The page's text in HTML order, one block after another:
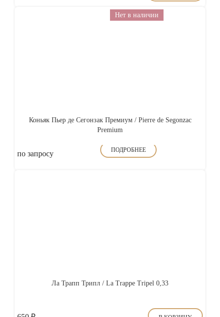
Нет в наличии
Коньяк Пьер де Сегонзак Премиум / Pierre de Segonzac
Premium
по запросу ПОДРОБНЕЕ
Ла Трапп Трипл / La Trappe Tripel 0,33